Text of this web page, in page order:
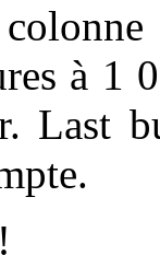
à 1
Last